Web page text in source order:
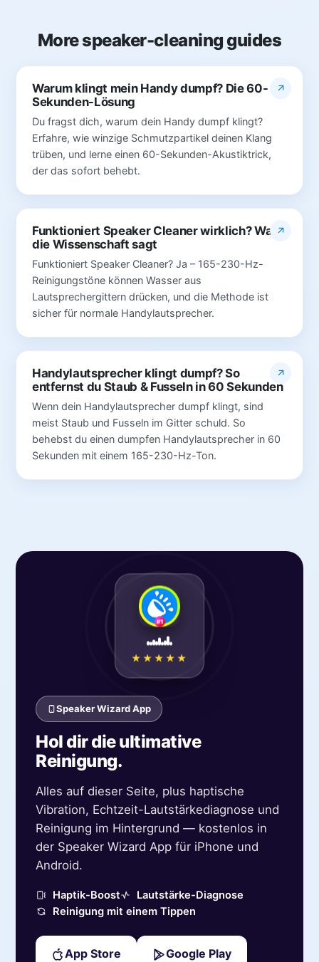
More speaker-cleaning guides
Warum klingt mein Handy dumpf? Die 60-
Sekunden-Lösung
Du fragst dich, warum dein Handy dumpf klingt?
Erfahre, wie winzige Schmutzpartikel deinen Klang
trüben, und lerne einen 60-Sekunden-Akustiktrick,
der das sofort behebt.
Funktioniert Speaker Cleaner wirklich? Was
die Wissenschaft sagt
Funktioniert Speaker Cleaner? Ja – 165-230-Hz-
Reinigungstöne können Wasser aus
Lautsprechergittern drücken, und die Methode ist
sicher für normale Handylautsprecher.
Handylautsprecher klingt dumpf? So
entfernst du Staub & Fusseln in 60 Sekunden
Wenn dein Handylautsprecher dumpf klingt, sind
meist Staub und Fusseln im Gitter schuld. So
behebst du einen dumpfen Handylautsprecher in 60
Sekunden mit einem 165-230-Hz-Ton.
Speaker Wizard App
Hol dir die ultimative
Reinigung.
Alles auf dieser Seite, plus haptische
Vibration, Echtzeit-Lautstärkediagnose und
Reinigung im Hintergrund — kostenlos in
der Speaker Wizard App für iPhone und
Android.
Haptik-Boost
Lautstärke-Diagnose
Reinigung mit einem Tippen
App Store Google Play
★★★★★